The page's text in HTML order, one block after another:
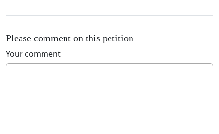
Please comment on this petition
Your comment